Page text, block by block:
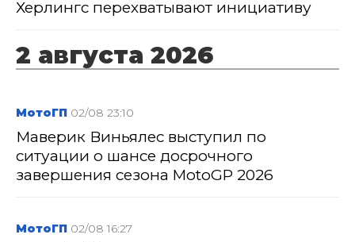
Херлингс перехватывают инициативу
2 августа 2026
МотоГП 02/08 23:10
Маверик Виньялес выступил по
ситуации о шансе досрочного
завершения сезона MotoGP 2026
МотоГП 02/08 16:27